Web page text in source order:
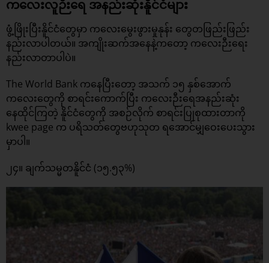
ကလေးလူဉီးရေ အနည်းဆုံးနိူင်ငံများ
ဖွံ့ဖြိုးပြီးနိူင်ငံတွေမှာ ကလေးမွေးဖွားမှုနုန်း တွေတဖြည်းဖြည်း
နည်းလာပါတယ်။ အကျိုးဆက်အနေနဲ့ကတော့ ကလေးဉီးရေး
နည်းလာတာပါပဲ။
The World Bank ကနေပြီးတော့ အသက် ၁၅ နှစ်အောက်
ကလေးတွေကို စာရင်းကောက်ပြီး ကလေးဉီးရေအနည်းဆုံး
နေထိုင်ကြတဲ့ နိူင်ငံတွေကို အစဉ်လိုက် စာရင်းပြုစုထားတာကို
kwee page က ပရိသတ်တွေဗဟုသုတ ရအောင်မျှဝေးပေးသွား
မှာပါ။
၂၄။ ချက်သမ္မတနိူင်ငံ (၁၅.၅၃%)